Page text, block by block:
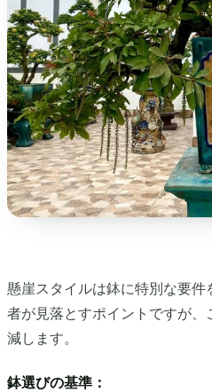
懸崖スタイルは鉢に特別な要
者が見落とすポイントですが
減します。
鉢選びの基準：